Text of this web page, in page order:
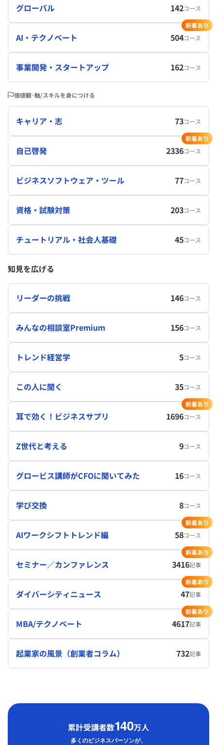
グローバル 142コース
AI・テクノベート 504コース
新着あり
事業開発・スタートアップ 162コース
価値観･軸/スキルを身につける
キャリア・志 73コース
自己啓発 2336コース
新着あり
ビジネスソフトウェア・ツール 77コース
資格・試験対策 203コース
チュートリアル・社会人基礎 45コース
知見を広げる
リーダーの挑戦 146コース
みんなの相談室Premium 156コース
トレンド経営学 5コース
この人に聞く 35コース
耳で効く！ビジネスサプリ 1696コース
新着あり
Z世代と考える 9コース
グロービス講師がCFOに聞いてみた 16コース
学び交換 8コース
AIワークシフトトレンド編 58コース
新着あり
セミナー／カンファレンス 3416記事
新着あり
ダイバーシティニュース 47記事
新着あり
MBA/テクノベート 4617記事
新着あり
起業家の風景（創業者コラム） 732記事
累計受講者数140万人
多くのビジネスパーソンが、